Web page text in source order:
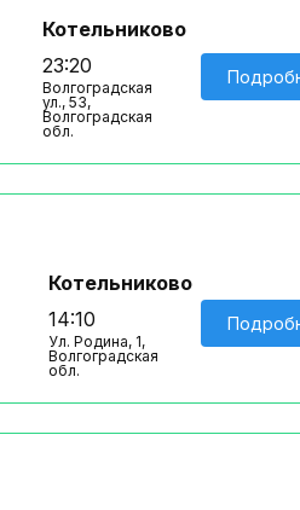
Котельниково
23:20
Волгоградская
ул., 53,
Волгоградская
обл.
Котельниково
14:10
Ул. Родина, 1,
Волгоградская
обл.